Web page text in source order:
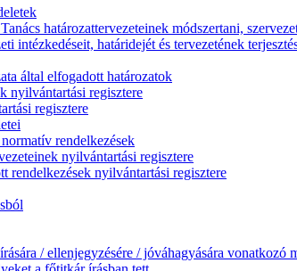
határozattervezeteinek módszertani,
intézkedéseit, határidejét és tervezetének
által elfogadott határozatok
nyilvántartási regisztere
regisztere
rendelkezések
nyilvántartási regisztere
rendelkezések nyilvántartási regisztere
/ ellenjegyzésére / jóváhagyására vonatkozó